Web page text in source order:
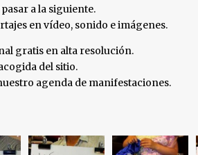
a la siguiente.
en vídeo, sonido e imágenes.
gratis en alta resolución.
del sitio.
agenda de manifestaciones.